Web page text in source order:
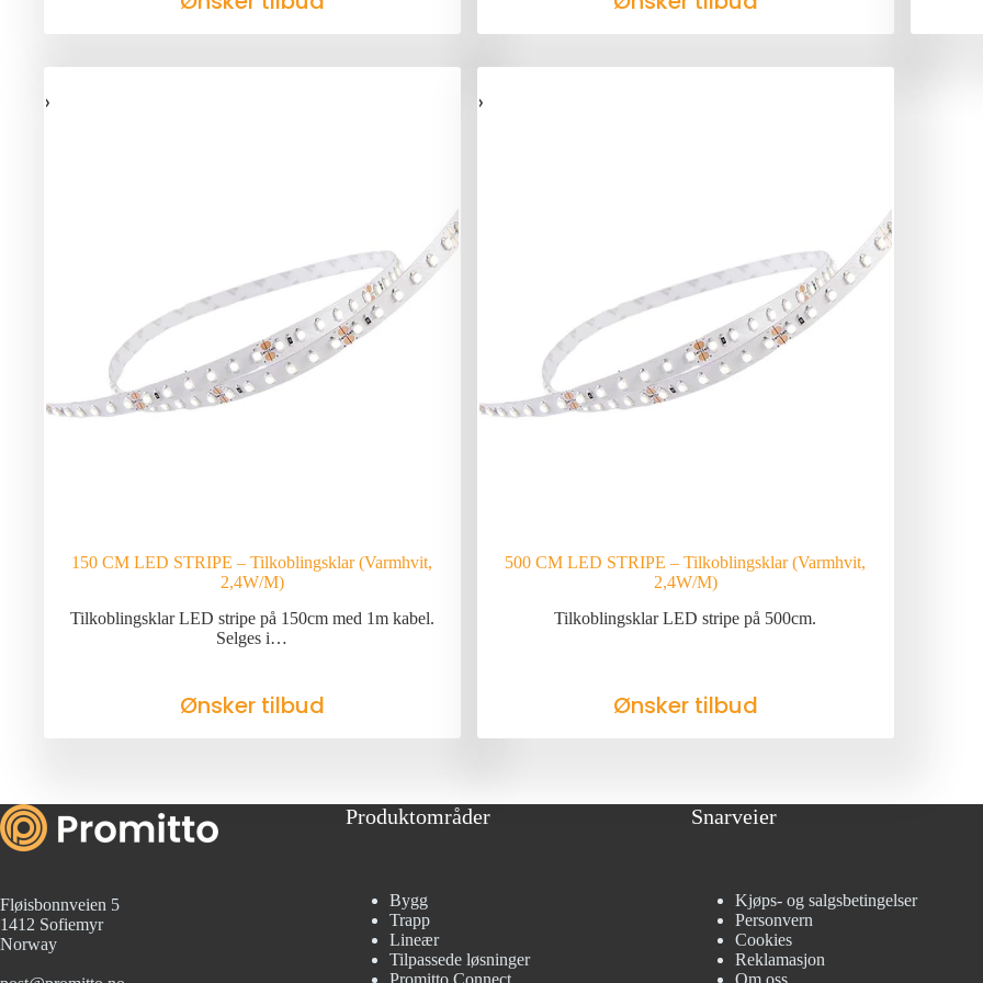
150 CM LED STRIPE – Tilkoblingsklar (Varmhvit,
2,4W/M)
Tilkoblingsklar LED stripe på 150cm med 1m kabel.
Selges i…
Ønsker tilbud
500 CM LED STRIPE – Tilkoblingsklar (Varmhvit,
2,4W/M)
Tilkoblingsklar LED stripe på 500cm.
Ønsker tilbud
Fløisbonnveien 5
1412 Sofiemyr
Norway
Produktområder
Bygg
Trapp
Lineær
Tilpassede løsninger
Promitto Connect
Snarveier
Kjøps- og salgsbetingelser
Personvern
Cookies
Reklamasjon
Om oss